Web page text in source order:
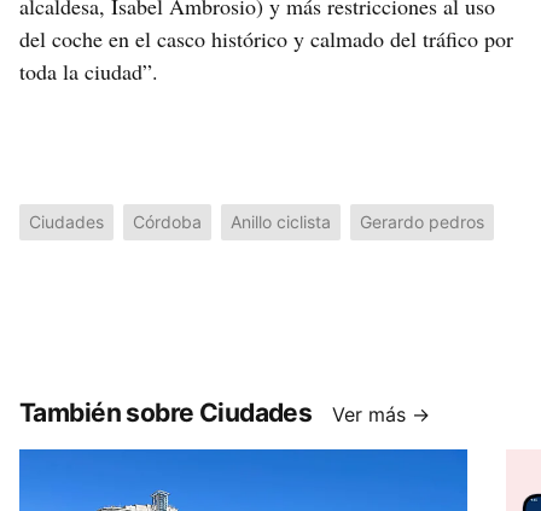
alcaldesa, Isabel Ambrosio) y más restricciones al uso
del coche en el casco histórico y calmado del tráfico por
toda la ciudad”.
Ciudades Córdoba Anillo ciclista Gerardo pedros
También sobre Ciudades Ver más →